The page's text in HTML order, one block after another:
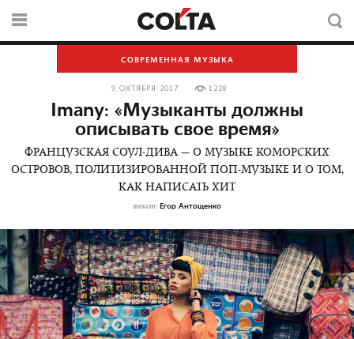
СОВРЕМЕННАЯ МУЗЫКА
9 ОКТЯБРЯ 2017 1228
Imany: «Музыканты должны
описывать свое время»
ФРАНЦУЗСКАЯ СОУЛ-ДИВА — О МУЗЫКЕ КОМОРСКИХ
ОСТРОВОВ, ПОЛИТИЗИРОВАННОЙ ПОП-МУЗЫКЕ И О ТОМ,
КАК НАПИСАТЬ ХИТ
текст: Егор Антощенко